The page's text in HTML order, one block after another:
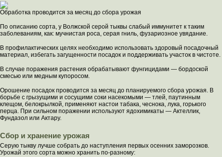
Обработка проводится за месяц до сбора урожая
По описанию сорта, у Волжской серой тыквы слабый иммунитет к таким
заболеваниям, как: мучнистая роса, серая гниль, фузариозное увядание.
В профилактических целях необходимо использовать здоровый посадочный
материал, избегать загущенности посадок и поддерживать участок в чистоте.
В случае поражения растения обрабатывают фунгицидами — бордоской
смесью или медным купоросом.
Орошение посадок проводится за месяц до планируемого сбора урожая. В
борьбе с грызущими и сосущими соки насекомыми — тлей, паутинным
клещом, белокрылкой, применяют настои табака, чеснока, лука, горького
перца. При сильном поражении используют ядохимикаты — Актеллик,
Фундазол или Актару.
Сбор и хранение урожая
Серую тыкву лучше собрать до наступления первых осенних заморозков.
Урожай этого сорта можно хранить по-разному: